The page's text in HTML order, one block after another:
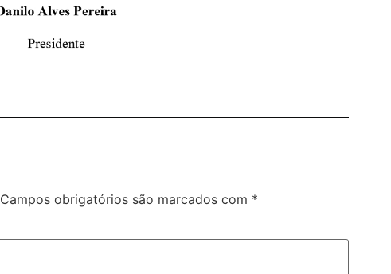
Campos obrigatórios são marcados com *